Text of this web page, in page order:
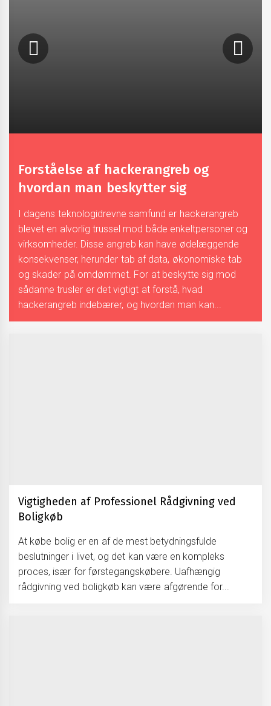
Forståelse af hackerangreb og
hvordan man beskytter sig
I dagens teknologidrevne samfund er hackerangreb
blevet en alvorlig trussel mod både enkeltpersoner og
virksomheder. Disse angreb kan have ødelæggende
konsekvenser, herunder tab af data, økonomiske tab
og skader på omdømmet. For at beskytte sig mod
sådanne trusler er det vigtigt at forstå, hvad
hackerangreb indebærer, og hvordan man kan...
Vigtigheden af Professionel Rådgivning ved
Boligkøb
At købe bolig er en af de mest betydningsfulde
beslutninger i livet, og det kan være en kompleks
proces, især for førstegangskøbere. Uafhængig
rådgivning ved boligkøb kan være afgørende for...